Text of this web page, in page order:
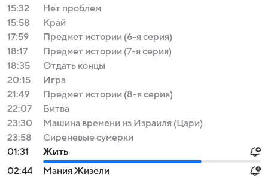
15:32
Нет проблем
15:58
Край
17:59
Предмет истории (6-я серия)
18:17
Предмет истории (7-я серия)
18:35
Отдать концы
20:15
Игра
21:49
Предмет истории (8-я серия)
22:07
Битва
23:30
Машина времени из Израиля (Цари)
23:58
Сиреневые сумерки
01:31
Жить
02:44
Мания Жизели